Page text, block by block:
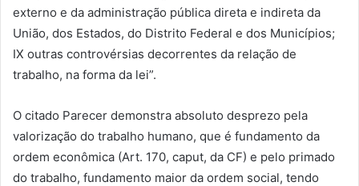
externo e da administração pública direta e indireta da
União, dos Estados, do Distrito Federal e dos Municípios;
IX outras controvérsias decorrentes da relação de
trabalho, na forma da lei”.
O citado Parecer demonstra absoluto desprezo pela
valorização do trabalho humano, que é fundamento da
ordem econômica (Art. 170, caput, da CF) e pelo primado
do trabalho, fundamento maior da ordem social, tendo